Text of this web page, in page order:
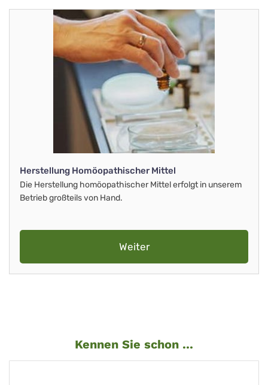
Herstellung Homöopathischer Mittel
Die Herstellung homöopathischer Mittel erfolgt in unserem
Betrieb großteils von Hand.
Weiter
Kennen Sie schon ...